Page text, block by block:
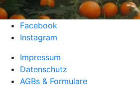
Facebook
Instagram
Impressum
Datenschutz
AGBs & Formulare